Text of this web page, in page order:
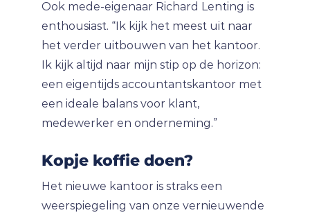
Ook mede-eigenaar Richard Lenting is
enthousiast. “Ik kijk het meest uit naar
het verder uitbouwen van het kantoor.
Ik kijk altijd naar mijn stip op de horizon:
een eigentijds accountantskantoor met
een ideale balans voor klant,
medewerker en onderneming.”
Kopje koffie doen?
Het nieuwe kantoor is straks een
weerspiegeling van onze vernieuwende